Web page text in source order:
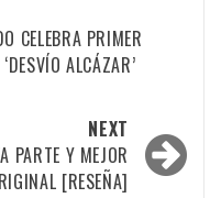
CELEBRA PRIMER
ALCÁZAR’
NEXT
PARTE Y MEJOR
[RESEÑA]